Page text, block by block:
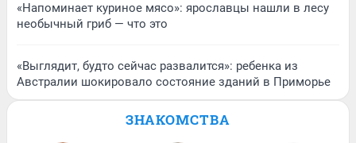
«Напоминает куриное мясо»: ярославцы нашли в лесу
необычный гриб — что это
«Выглядит, будто сейчас развалится»: ребенка из
Австралии шокировало состояние зданий в Приморье
ЗНАКОМСТВА